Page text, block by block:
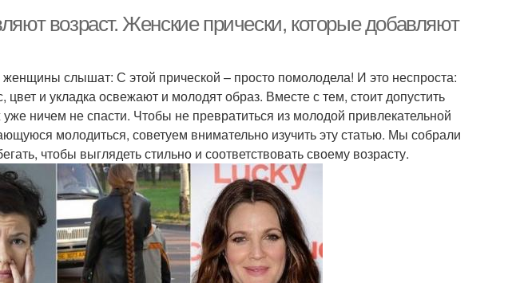
возраст. Женские прически, которые добавляют
женщины слышат: С этой прической – просто помолодела! И это неспроста:
и укладка освежают и молодят образ. Вместе с тем, стоит допустить
ничем не спасти. Чтобы не превратиться из молодой привлекательной
молодиться, советуем внимательно изучить эту статью. Мы собрали
чтобы выглядеть стильно и соответствовать своему возрасту.